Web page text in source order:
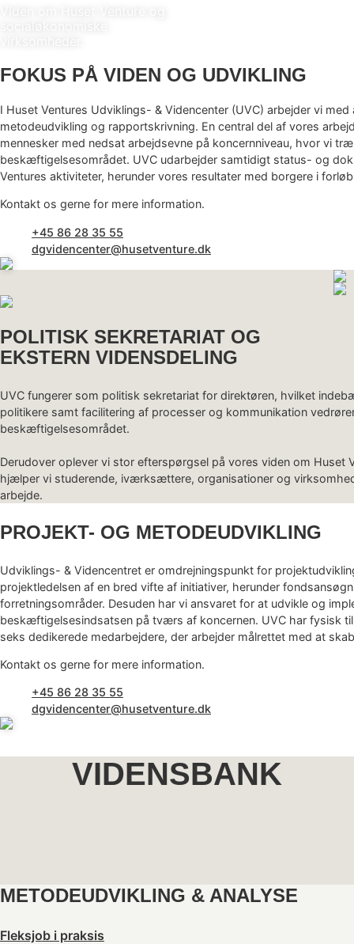
FOKUS PÅ VIDEN OG UDVIKLING
I Huset Ventures Udviklings- & Videncenter (UVC) arbejder vi
metodeudvikling og rapportskrivning. En central del af vores
mennesker med nedsat arbejdsevne på koncernniveau, hvor vi
beskæftigelsesområdet. UVC udarbejder samtidigt status- og
Ventures aktiviteter, herunder vores resultater med borgere i
Kontakt os gerne for mere information.
+45 86 28 35 55
dgvidencenter@husetventure.dk
POLITISK SEKRETARIAT OG
EKSTERN VIDENSDELING
UVC fungerer som politisk sekretariat for direktøren, hvilket
politikere samt facilitering af processer og kommunikation
beskæftigelsesområdet.
Derudover oplever vi stor efterspørgsel på vores viden om Huset
hjælper vi studerende, iværksættere, organisationer og
arbejde.
PROJEKT- OG METODEUDVIKLING
Udviklings- & Videncentret er omdrejningspunkt for
projektledelsen af en bred vifte af initiativer, herunder
forretningsområder. Desuden har vi ansvaret for at udvikle og
beskæftigelsesindsatsen på tværs af koncernen. UVC har fysisk
seks dedikerede medarbejdere, der arbejder målrettet med at
Kontakt os gerne for mere information.
+45 86 28 35 55
dgvidencenter@husetventure.dk
VIDENSBANK
METODEUDVIKLING & ANALYSE
Fleksjob i praksis